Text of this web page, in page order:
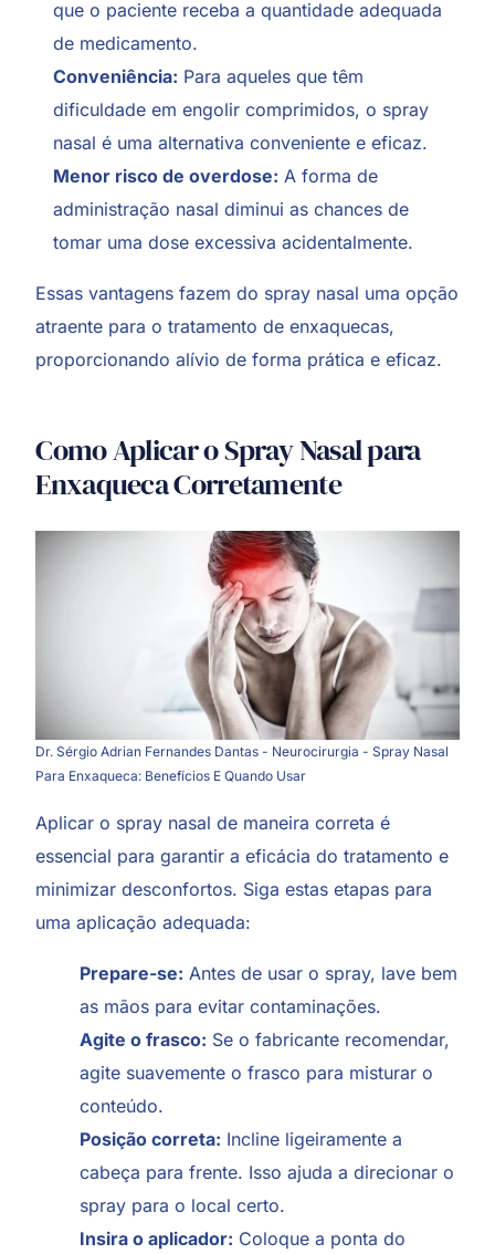
que o paciente receba a quantidade adequada
de medicamento.
Conveniência: Para aqueles que têm
dificuldade em engolir comprimidos, o spray
nasal é uma alternativa conveniente e eficaz.
Menor risco de overdose: A forma de
administração nasal diminui as chances de
tomar uma dose excessiva acidentalmente.
Essas vantagens fazem do spray nasal uma opção
atraente para o tratamento de enxaquecas,
proporcionando alívio de forma prática e eficaz.
Como Aplicar o Spray Nasal para
Enxaqueca Corretamente
Dr. Sérgio Adrian Fernandes Dantas - Neurocirurgia - Spray Nasal
Para Enxaqueca: Benefícios E Quando Usar
Aplicar o spray nasal de maneira correta é
essencial para garantir a eficácia do tratamento e
minimizar desconfortos. Siga estas etapas para
uma aplicação adequada:
Prepare-se: Antes de usar o spray, lave bem
as mãos para evitar contaminações.
Agite o frasco: Se o fabricante recomendar,
agite suavemente o frasco para misturar o
conteúdo.
Posição correta: Incline ligeiramente a
cabeça para frente. Isso ajuda a direcionar o
spray para o local certo.
Insira o aplicador: Coloque a ponta do